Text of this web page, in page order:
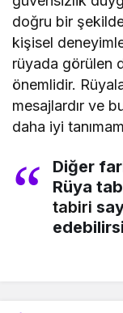
doğru bir
kişisel
rüyada görülen
önemlidir.
mesajlardır ve
daha iyi
Diğer
Rüya
tabiri